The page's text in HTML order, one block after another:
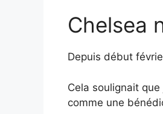
Chelsea
Depuis début
Cela soulignait
comme une